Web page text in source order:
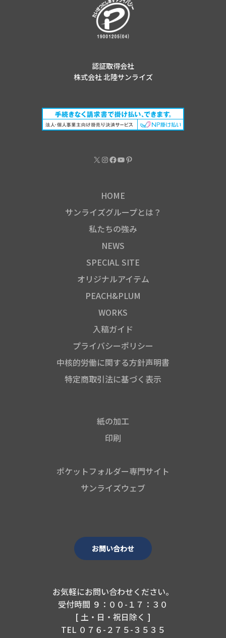
認証取得会社
株式会社 北陸サンライズ
X Instagram
Facebook
YouTube
Pinterest
HOME
サンライズグループとは？
私たちの強み
NEWS
SPECIAL SITE
オリジナルアイテム
PEACH&PLUM
WORKS
入稿ガイド
プライバシーポリシー
中核的労働に関する方針声明書
特定商取引法に基づく表示
紙の加工
印刷
ポケットフォルダー専門サイト
サンライズウェブ
お問い合わせ
お気軽にお問い合わせください。
受付時間 ９：００-１７：３０
[ 土・日・祝日除く ]
TEL ０７６-２７５-３５３５